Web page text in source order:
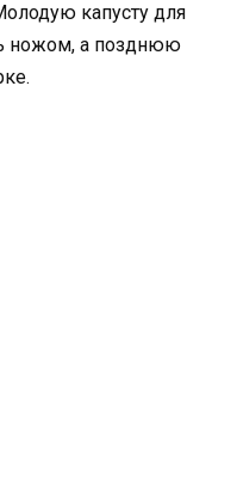
капусту для
ножом, а позднюю